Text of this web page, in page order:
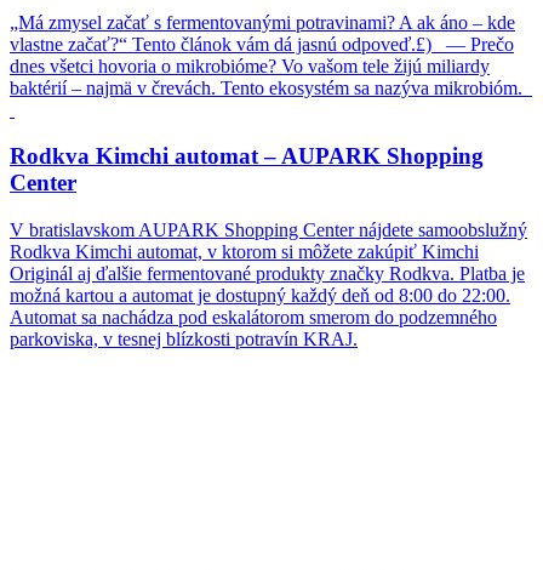
„Má zmysel začať s fermentovanými potravinami? A ak áno – kde
vlastne začať?“ Tento článok vám dá jasnú odpoveď.£) — Prečo
dnes všetci hovoria o mikrobióme? Vo vašom tele žijú miliardy
baktérií – najmä v črevách. Tento ekosystém sa nazýva mikrobióm.
Rodkva Kimchi automat – AUPARK Shopping
Center
V bratislavskom AUPARK Shopping Center nájdete samoobslužný
Rodkva Kimchi automat, v ktorom si môžete zakúpiť Kimchi
Originál aj ďalšie fermentované produkty značky Rodkva. Platba je
možná kartou a automat je dostupný každý deň od 8:00 do 22:00.
Automat sa nachádza pod eskalátorom smerom do podzemného
parkoviska, v tesnej blízkosti potravín KRAJ.